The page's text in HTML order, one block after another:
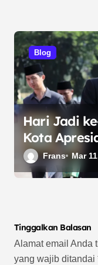
Blog
Hari Jadi
Kota
Budaya
Frans Mar
Tinggalkan Balasan
Alamat email Anda
yang wajib ditandai